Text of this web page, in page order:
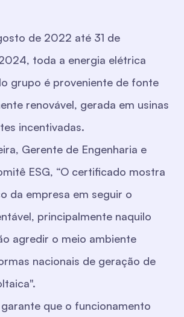
de 2022 até 31 de
toda a energia elétrica
grupo é proveniente de fonte
renovável, gerada em usinas
incentivadas.
Gerente de Engenharia e
ESG, “O certificado mostra
da empresa em seguir o
principalmente naquilo
agredir o meio ambiente
nacionais de geração de
que o funcionamento